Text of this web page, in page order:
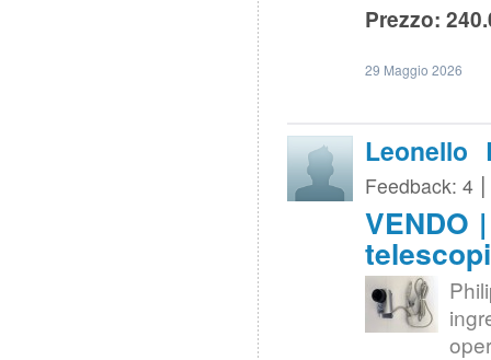
Prezzo:
29 Maggio 2026
Leonello
Feedback: 4
VENDO